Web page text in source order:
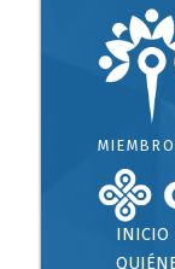
INICIO